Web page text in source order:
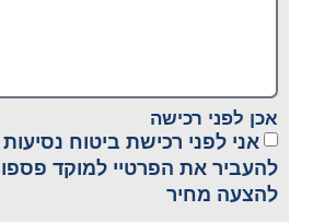
אכן לפני רכישה
אני לפני רכישת ביטוח
להעביר את הפרטיי למוקד
להצעה מחיר